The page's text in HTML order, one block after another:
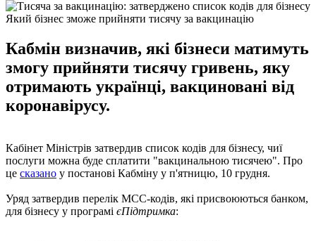
Який бізнес зможе прийняти тисячу за вакцинацію
Кабмін визначив, які бізнеси матимуть
змогу прийняти тисячу гривень, яку
отримають українці, вакциновані від
коронавірусу.
Кабінет Міністрів затвердив список кодів для бізнесу, чиї
послуги можна буде сплатити "вакцинальною тисячею". Про
це сказано у постанові Кабміну у п'ятницю, 10 грудня.
Уряд затвердив перелік MCC-кодів, які присвоюються банком,
для бізнесу у програмі єПідтримка: